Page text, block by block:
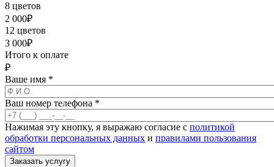
8 цветов
2 000₽
12 цветов
3 000₽
Итого к оплате
₽
Ваше имя *
Ваш номер телефона *
Нажимая эту кнопку, я выражаю согласие с политикой
обработки персональных данных и правилами пользования
сайтом